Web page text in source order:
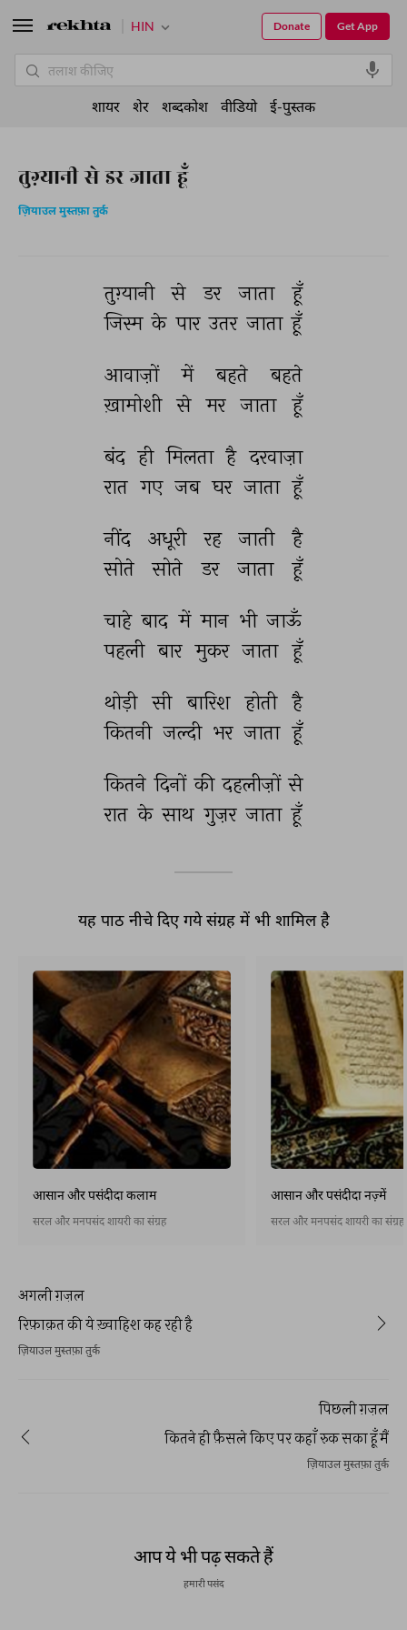
तुग़्यानी से डर जाता हूँ
ज़ियाउल मुस्तफ़ा तुर्क
तुग़्यानी से डर जाता
हूँ
जिस्म के पार उतर जाता हूँ
आवाज़ों में बहते
बहते
ख़ामोशी से मर जाता हूँ
बंद ही मिलता है दरवाज़ा
रात गए जब घर जाता हूँ
नींद अधूरी रह जाती
है
सोते
सोते डर जाता हूँ
चाहे बाद में मान भी जाऊँ
पहली बार मुकर जाता हूँ
थोड़ी सी बारिश होती है
कितनी जल्दी भर जाता हूँ
कितने दिनों की दहलीज़ों से
रात के साथ गुज़र जाता हूँ
यह पाठ नीचे दिए गये संग्रह में भी शामिल है
आसान और पसंदीदा कलाम
सरल और मनपसंद शायरी का संग्रह
आसान और पसंदीदा नज़्में
सरल और मनपसंद शायरी का संग्रह
अगली ग़ज़ल
रिफ़ाक़त की ये ख़्वाहिश कह रही है
ज़ियाउल मुस्तफ़ा तुर्क
पिछली ग़ज़ल
कितने ही फ़ैसले किए पर कहाँ रुक सका हूँ मैं
ज़ियाउल मुस्तफ़ा तुर्क
आप ये भी पढ़ सकते हैं
हमारी पसंद
HIN Get App
Donate
शायर शेर शब्दकोश वीडियो ई-पुस्तक